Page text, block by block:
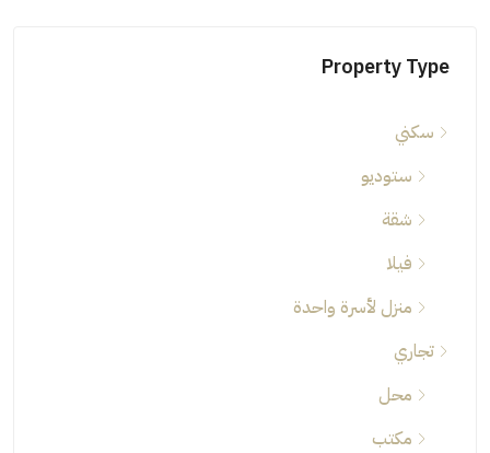
Property Type
سكني
ستوديو
شقة
فيلا
منزل لأسرة واحدة
تجاري
محل
مكتب